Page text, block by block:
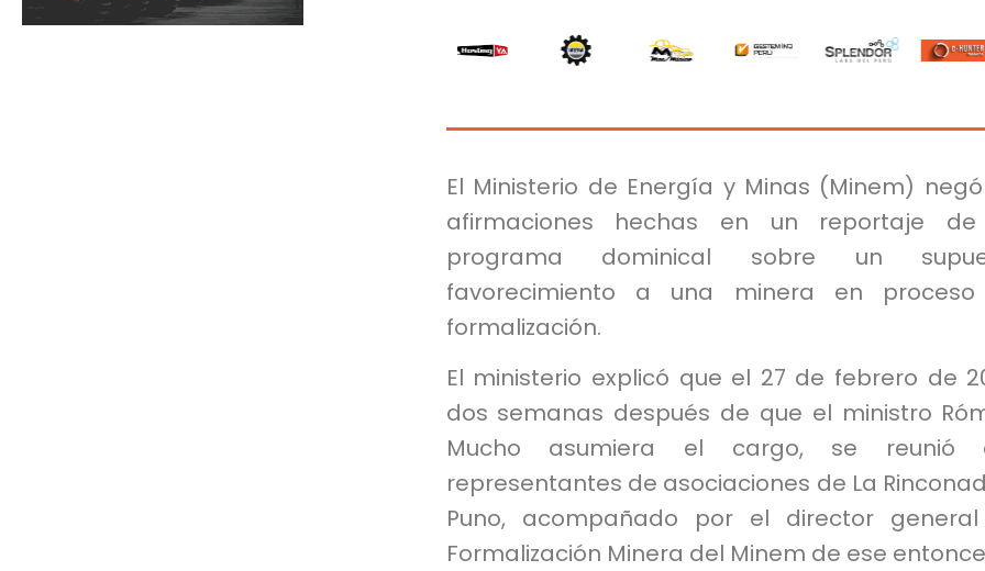
El Ministerio de Energía y Minas (Minem)
afirmaciones hechas en un reportaje
programa dominical sobre un
favorecimiento a una minera en
formalización.
El ministerio explicó que el 27 de febrero de
dos semanas después de que el ministro
Mucho asumiera el cargo, se reunió
representantes de asociaciones de La
Puno, acompañado por el director
Formalización Minera del Minem de ese